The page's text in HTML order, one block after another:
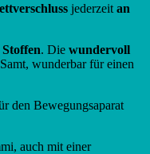
jederzeit an
. Die wundervoll
wunderbar für einen
den Bewegungsaparat
auch mit einer